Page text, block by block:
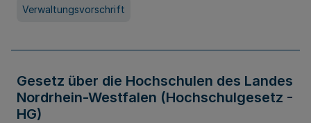
Verwaltungsvorschrift
Gesetz über die Hochschulen des Landes
Nordrhein-Westfalen (Hochschulgesetz -
HG)